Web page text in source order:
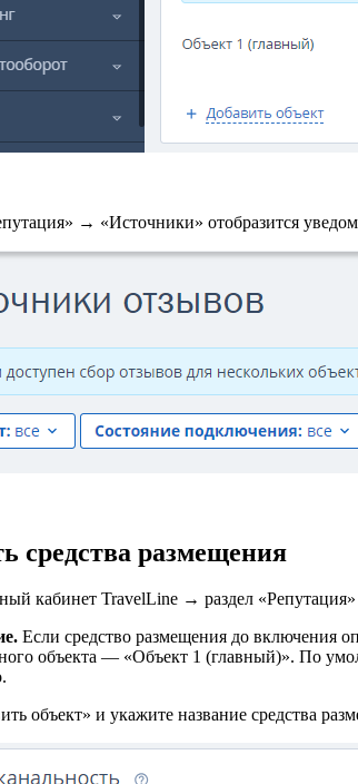
→ «Источники» отобразится
средства размещения
кабинет TravelLine → раздел
Если средство размещения до включения
объекта — «Объект 1 (главный)». По
объект» и укажите название средства